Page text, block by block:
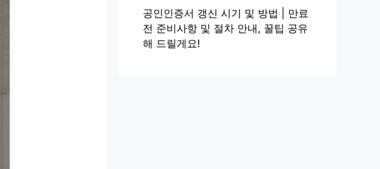
공인인증서 갱신 시기 및 방법 | 만료
전 준비사항 및 절차 안내, 꿀팁 공유
해 드릴게요!